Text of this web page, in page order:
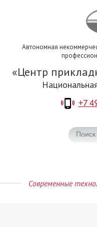
+7
Автономная
Центр
Современные